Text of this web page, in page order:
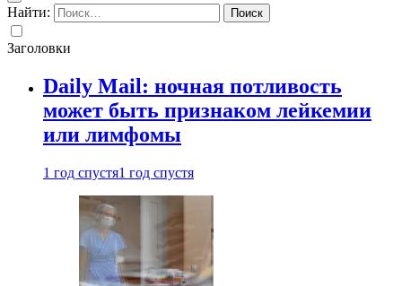
Найти:
Заголовки
Daily Mail: ночная потливость
может быть признаком лейкемии
или лимфомы
1 год спустя1 год спустя